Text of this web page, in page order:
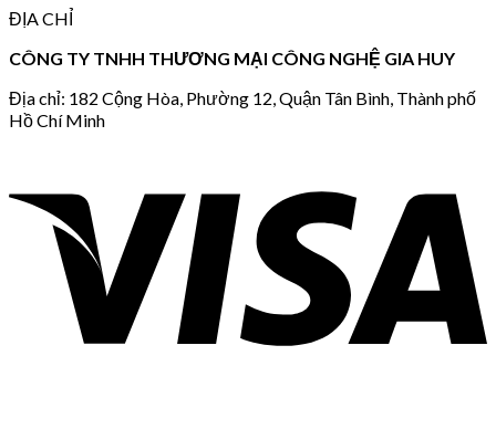
ĐỊA CHỈ
CÔNG TY TNHH THƯƠNG MẠI CÔNG NGHỆ GIA HUY
Địa chỉ: 182 Cộng Hòa, Phường 12, Quận Tân Bình, Thành phố
Hồ Chí Minh